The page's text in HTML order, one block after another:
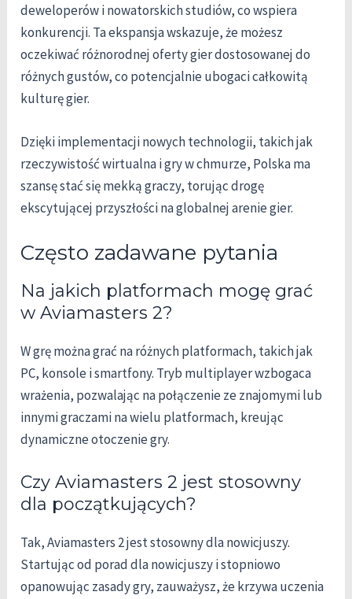
deweloperów i nowatorskich studiów, co wspiera
konkurencji. Ta ekspansja wskazuje, że możesz
oczekiwać różnorodnej oferty gier dostosowanej do
różnych gustów, co potencjalnie ubogaci całkowitą
kulturę gier.
Dzięki implementacji nowych technologii, takich jak
rzeczywistość wirtualna i gry w chmurze, Polska ma
szansę stać się mekką graczy, torując drogę
ekscytującej przyszłości na globalnej arenie gier.
Często zadawane pytania
Na jakich platformach mogę grać
w Aviamasters 2?
W grę można grać na różnych platformach, takich jak
PC, konsole i smartfony. Tryb multiplayer wzbogaca
wrażenia, pozwalając na połączenie ze znajomymi lub
innymi graczami na wielu platformach, kreując
dynamiczne otoczenie gry.
Czy Aviamasters 2 jest stosowny
dla początkujących?
Tak, Aviamasters 2 jest stosowny dla nowicjuszy.
Startując od porad dla nowicjuszy i stopniowo
opanowując zasady gry, zauważysz, że krzywa uczenia